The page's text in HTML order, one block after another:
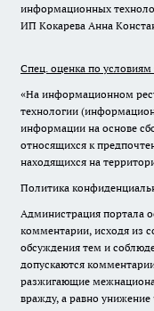
информационных
ИП Кокарева Анна
Спец. оценка по условиям
«На информационном
технологии
информации на основе
относящихся к
находящихся на
Политика
Администрация портала
комментарии, исходя из
обсуждения тем и
допускаются
разжигающие
вражду, а равно